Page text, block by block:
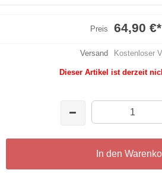
Preis 64,90 €*
Versand Kostenloser
Dieser Artikel ist derzeit
In den